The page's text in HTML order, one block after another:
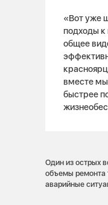
«Вот уже
подходы к
общее
вместе
быстрее
Один из острых
объемы ремонта
аварийные